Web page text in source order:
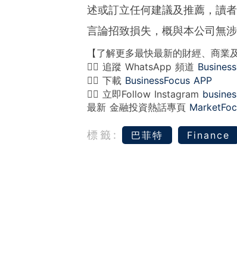
述或訂立任何建議及推薦，讀
言論招致損失，概與本公司無
【了解更多最快最新的財經、商業
👉🏻 追蹤 WhatsApp 頻道
👉🏻 下載 BusinessFocus APP
👉🏻 立即Follow Instagram
最新 金融投資熱話專頁
標籤: 巴菲特 Finance